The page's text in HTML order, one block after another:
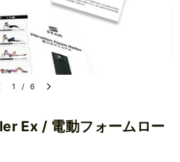
1 / 6
Ex / 電動フォームロー